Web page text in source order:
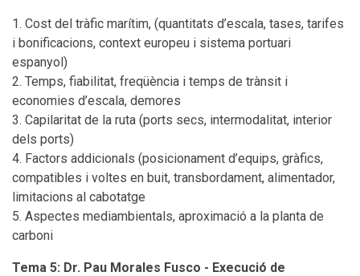
Cost del tràfic marítim, (quantitats d’escala, tases, tarifes
i bonificacions, context europeu i sistema portuari
espanyol)
Temps, fiabilitat, freqüència i temps de trànsit i
economies d’escala, demores
Capilaritat de la ruta (ports secs, intermodalitat, interior
dels ports)
Factors addicionals (posicionament d’equips, gràfics,
compatibles i voltes en buit, transbordament, alimentador,
limitacions al cabotatge
Aspectes mediambientals, aproximació a la planta de
carboni
Tema 5: Dr. Pau Morales Fusco - Execució de